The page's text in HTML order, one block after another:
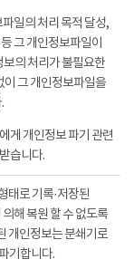
일의 처리 목적 달성,
그 개인정보파일이
의 처리가 불필요한
이 그 개인정보파일을
게 개인정보 파기 관련
습니다.
태로 기록·저장된
해 복원 할 수 없도록
개인정보는 분쇄기로
기합니다.